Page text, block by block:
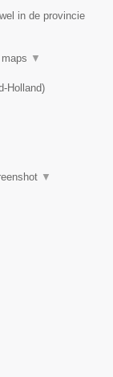
in de provincie
▼
Holland)
▼